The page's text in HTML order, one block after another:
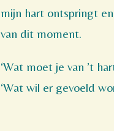
mijn hart ontspringt
van dit moment.
‘Wat moet je van ’t
‘Wat wil er gevoeld